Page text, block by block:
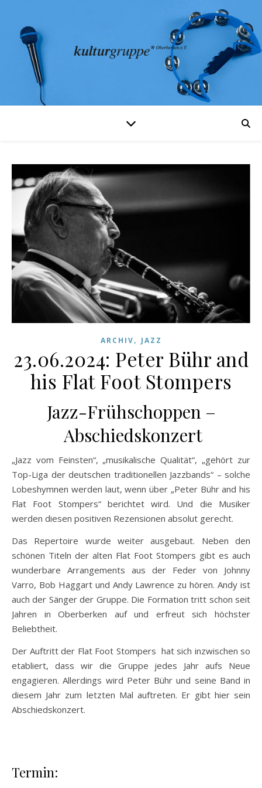
ARCHIV, JAZZ
23.06.2024: Peter Bühr and
his Flat Foot Stompers
Jazz-Frühschoppen –
Abschiedskonzert
„Jazz vom Feinsten“, „musikalische Qualität“, „gehört zur
Top-Liga der deutschen traditionellen Jazzbands“ – solche
Lobeshymnen werden laut, wenn über „Peter Bühr and his
Flat Foot Stompers“ berichtet wird. Und die Musiker
werden diesen positiven Rezensionen absolut gerecht.
Das Repertoire wurde weiter ausgebaut. Neben den
schönen Titeln der alten Flat Foot Stompers gibt es auch
wunderbare Arrangements aus der Feder von Johnny
Varro, Bob Haggart und Andy Lawrence zu hören. Andy ist
auch der Sänger der Gruppe. Die Formation tritt schon seit
Jahren in Oberberken auf und erfreut sich höchster
Beliebtheit.
Der Auftritt der Flat Foot Stompers hat sich inzwischen so
etabliert, dass wir die Gruppe jedes Jahr aufs Neue
engagieren. Allerdings wird Peter Bühr und seine Band in
diesem Jahr zum letzten Mal auftreten. Er gibt hier sein
Abschiedskonzert.
Termin: